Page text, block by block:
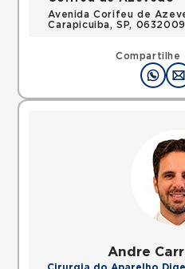
Compartilhe
Avenida Corifeu de
Carapicuiba, SP,
Andre